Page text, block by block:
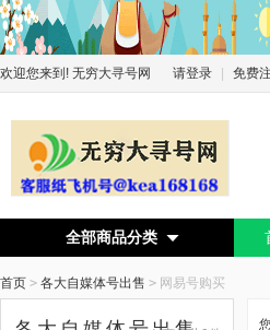
欢迎您来到! 无穷大寻号网 请登录 免费
全部商品分类 
首页 > 各大自媒体号出售 > 网易号购买